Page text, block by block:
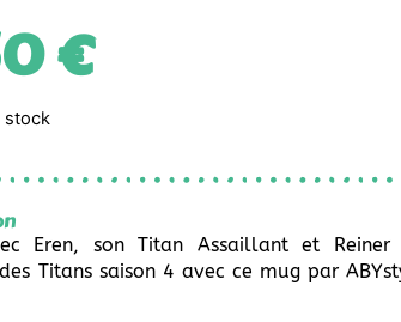
€
stock
Eren, son Titan Assaillant et Reiner
Titans saison 4 avec ce mug par